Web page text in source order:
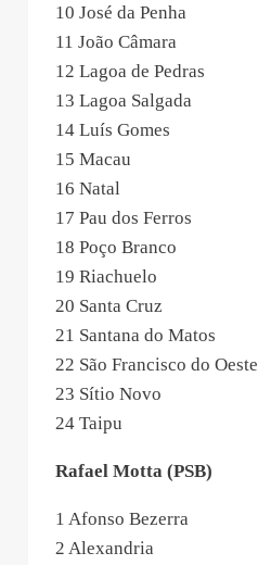
10 José da Penha
11 João Câmara
12 Lagoa de Pedras
13 Lagoa Salgada
14 Luís Gomes
15 Macau
16 Natal
17 Pau dos Ferros
18 Poço Branco
19 Riachuelo
20 Santa Cruz
21 Santana do Matos
22 São Francisco do Oeste
23 Sítio Novo
24 Taipu
Rafael Motta (PSB)
1 Afonso Bezerra
2 Alexandria